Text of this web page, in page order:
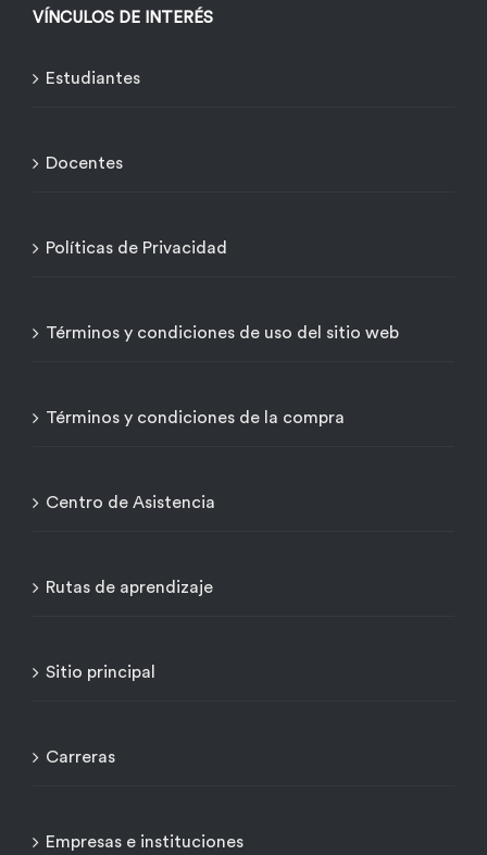
VÍNCULOS DE INTERÉS
Estudiantes
Docentes
Políticas de Privacidad
Términos y condiciones de uso del sitio web
Términos y condiciones de la compra
Centro de Asistencia
Rutas de aprendizaje
Sitio principal
Carreras
Empresas e instituciones